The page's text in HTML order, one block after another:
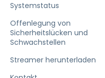
Systemstatus
Offenlegung von
Sicherheitslücken und
Schwachstellen
Streamer herunterladen